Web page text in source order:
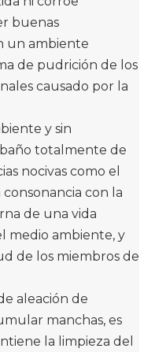
buenas
un ambiente
de pudrición de los
causado por la
y sin
totalmente de
nocivas como el
con la
de una vida
medio ambiente, y
de los miembros de
aleación de
manchas, es
la limpieza del